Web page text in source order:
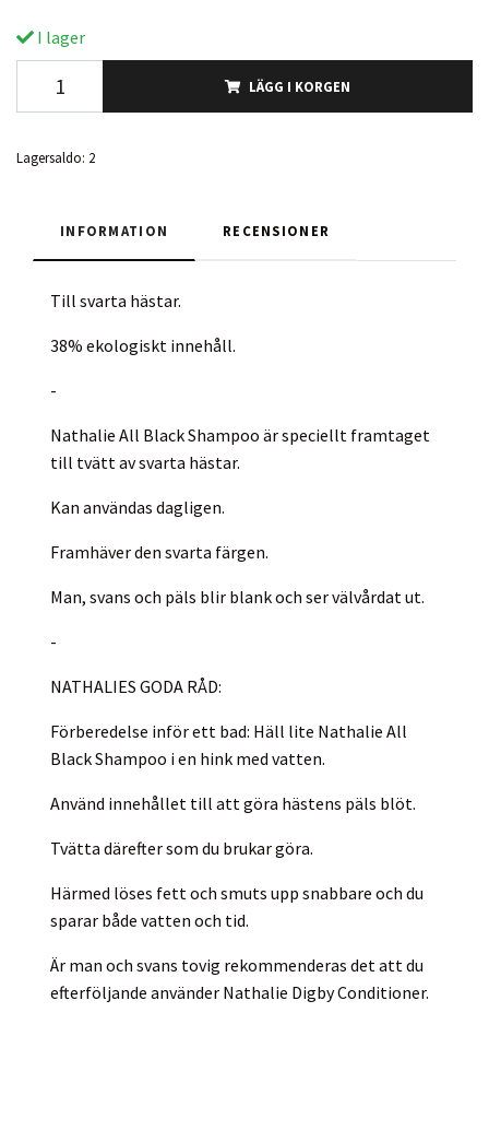
I lager
LÄGG I KORGEN
Lagersaldo: 2
INFORMATION RECENSIONER
Till svarta hästar.
38% ekologiskt innehåll.
-
Nathalie All Black Shampoo är speciellt framtaget
till tvätt av svarta hästar.
Kan användas dagligen.
Framhäver den svarta färgen.
Man, svans och päls blir blank och ser välvårdat ut.
-
NATHALIES GODA RÅD:
Förberedelse inför ett bad: Häll lite Nathalie All
Black Shampoo i en hink med vatten.
Använd innehållet till att göra hästens päls blöt.
Tvätta därefter som du brukar göra.
Härmed löses fett och smuts upp snabbare och du
sparar både vatten och tid.
Är man och svans tovig rekommenderas det att du
efterföljande använder Nathalie Digby Conditioner.